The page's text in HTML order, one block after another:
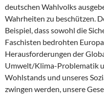
deutschen Wahlvolks
Wahrheiten zu beschützen.
Beispiel, dass sowohl die
Faschisten bedrohten
Herausforderungen der
Umwelt/Klima-Problematik
Wohlstands und unseres
zwingen werden, unsere